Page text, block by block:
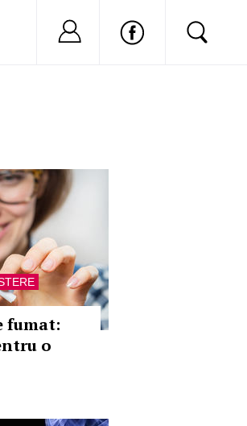
fumat:
o
Nu ai cont?